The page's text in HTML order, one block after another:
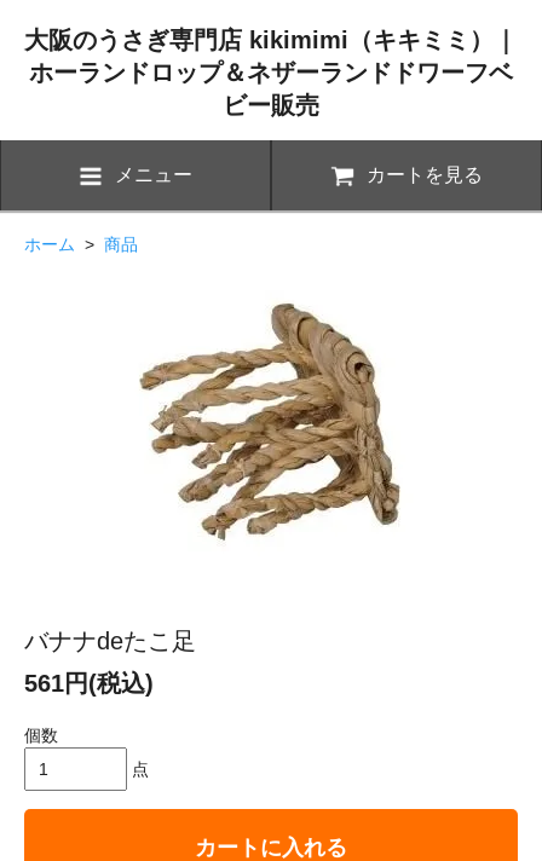
大阪のうさぎ専門店 kikimimi（キキミミ）｜
ホーランドロップ＆ネザーランドドワーフベ
ビー販売
メニュー カートを見る
ホーム > 商品
バナナdeたこ足
561円(税込)
個数
点
カートに入れる